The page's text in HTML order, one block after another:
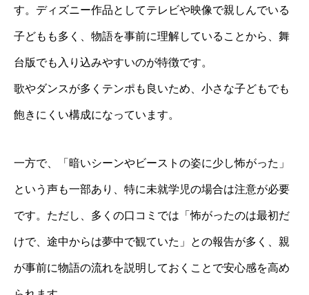
す。ディズニー作品としてテレビや映像で親しんでいる
子どもも多く、物語を事前に理解していることから、舞
台版でも入り込みやすいのが特徴です。
歌やダンスが多くテンポも良いため、小さな子どもでも
飽きにくい構成になっています。
一方で、「暗いシーンやビーストの姿に少し怖がった」
という声も一部あり、特に未就学児の場合は注意が必要
です。ただし、多くの口コミでは「怖がったのは最初だ
けで、途中からは夢中で観ていた」との報告が多く、親
が事前に物語の流れを説明しておくことで安心感を高め